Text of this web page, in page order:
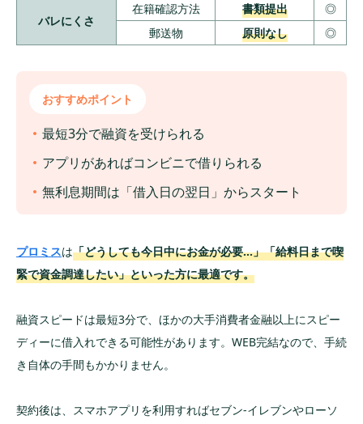
バレにくさ
在籍確認方法 書類提出
◎
郵送物
原則なし ◎
おすすめポイント
最短3分で融資を受けられる
アプリがあればコンビニで借りられる
無利息期間は「借入日の翌日」からスタート
プロミスは「どうしても今日中にお金が必要…」「給料日まで喫
緊で資金調達したい」といった方に最適です。
融資スピードは最短3分で、ほかの大手消費者金融以上にスピー
ディーに借入れできる可能性があります。WEB完結なので、手続
き自体の手間もかかりません。
契約後は、スマホアプリを利用すればセブン-イレブンやローソ